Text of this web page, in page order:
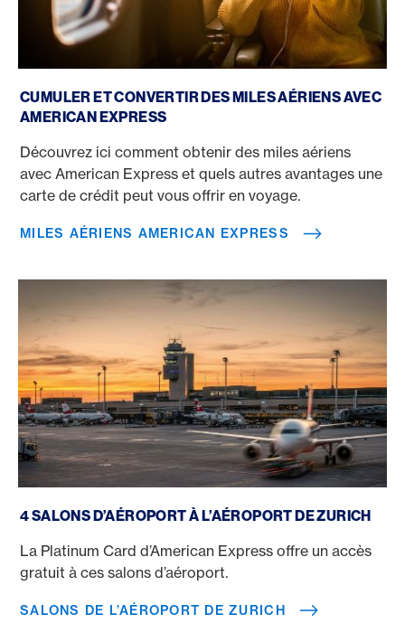
CUMULER ET CONVERTIR DES MILES AÉRIENS AVEC
AMERICAN EXPRESS
Découvrez ici comment obtenir des miles aériens
avec American Express et quels autres avantages une
carte de crédit peut vous offrir en voyage.
MILES AÉRIENS AMERICAN EXPRESS
4 SALONS D’AÉROPORT À L’AÉROPORT DE ZURICH
La Platinum Card d’American Express offre un accès
gratuit à ces salons d’aéroport.
SALONS DE L’AÉROPORT DE ZURICH